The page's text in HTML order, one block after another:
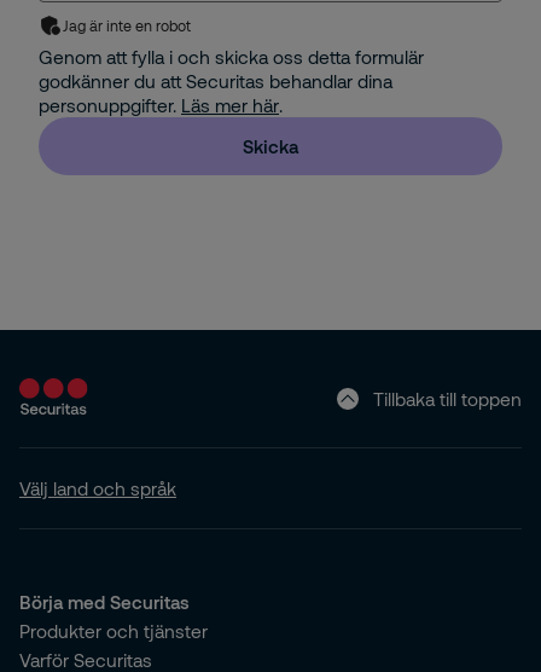
Jag är inte en robot
Genom att fylla i och skicka oss detta formulär
godkänner du att Securitas behandlar dina
personuppgifter. Läs mer här.
Skicka
Tillbaka till toppen
Välj land och språk
Börja med Securitas
Produkter och tjänster
Varför Securitas